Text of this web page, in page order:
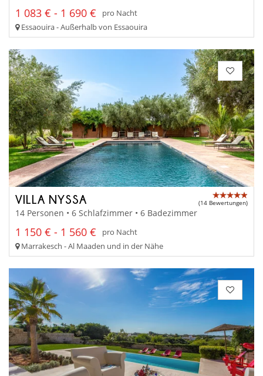
1 083 € - 1 690 €
pro Nacht
Essaouira - Außerhalb von Essaouira
VILLA NYSSA (14 Bewertungen)
14 Personen • 6 Schlafzimmer • 6 Badezimmer
1 150 € - 1 560 €
pro Nacht
Marrakesch - Al Maaden und in der Nähe